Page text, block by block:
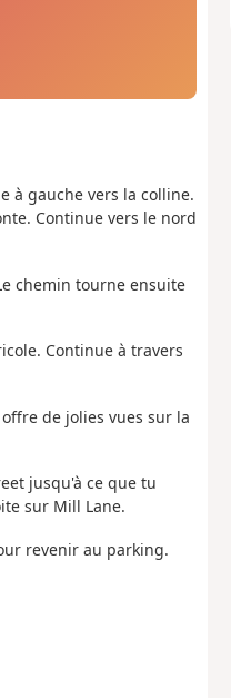
à gauche vers la colline.
Continue vers le nord
chemin tourne ensuite
Continue à travers
de jolies vues sur la
jusqu'à ce que tu
sur Mill Lane.
revenir au parking.